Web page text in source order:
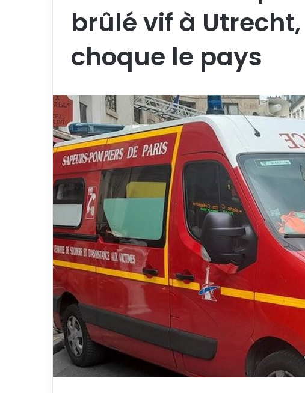
brûlé vif à
choque le pays